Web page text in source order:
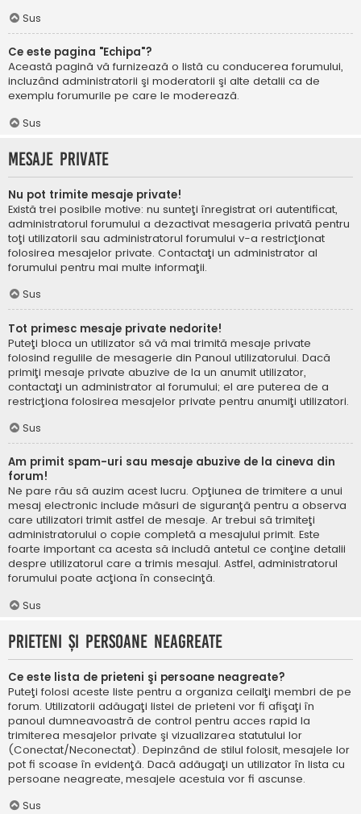
Sus
Ce este pagina "Echipa"?
Această pagină vă furnizează o listă cu conducerea forumului,
incluzând administratorii şi moderatorii şi alte detalii ca de
exemplu forumurile pe care le moderează.
Sus
Mesaje private
Nu pot trimite mesaje private!
Există trei posibile motive: nu sunteţi înregistrat ori autentificat,
administratorul forumului a dezactivat mesageria privată pentru
toţi utilizatorii sau administratorul forumului v-a restricţionat
folosirea mesajelor private. Contactaţi un administrator al
forumului pentru mai multe informaţii.
Sus
Tot primesc mesaje private nedorite!
Puteţi bloca un utilizator să vă mai trimită mesaje private
folosind regulile de mesagerie din Panoul utilizatorului. Dacă
primiţi mesaje private abuzive de la un anumit utilizator,
contactaţi un administrator al forumului; el are puterea de a
restricţiona folosirea mesajelor private pentru anumiţi utilizatori.
Sus
Am primit spam-uri sau mesaje abuzive de la cineva din
forum!
Ne pare rău să auzim acest lucru. Opţiunea de trimitere a unui
mesaj electronic include măsuri de siguranţă pentru a observa
care utilizatori trimit astfel de mesaje. Ar trebui să trimiteţi
administratorului o copie completă a mesajului primit. Este
foarte important ca acesta să includă antetul ce conţine detalii
despre utilizatorul care a trimis mesajul. Astfel, administratorul
forumului poate acţiona în consecinţă.
Sus
Prieteni şi persoane neagreate
Ce este lista de prieteni şi persoane neagreate?
Puteţi folosi aceste liste pentru a organiza ceilalţi membri de pe
forum. Utilizatorii adăugaţi listei de prieteni vor fi afişaţi în
panoul dumneavoastră de control pentru acces rapid la
trimiterea mesajelor private şi vizualizarea statutului lor
(Conectat/Neconectat). Depinzând de stilul folosit, mesajele lor
pot fi scoase în evidenţă. Dacă adăugaţi un utilizator în lista cu
persoane neagreate, mesajele acestuia vor fi ascunse.
Sus